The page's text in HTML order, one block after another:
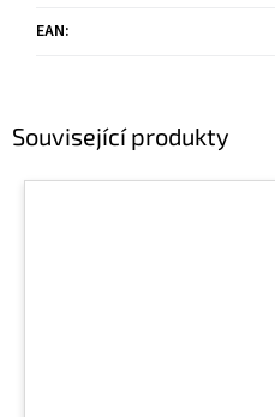
Související produkty
EAN: